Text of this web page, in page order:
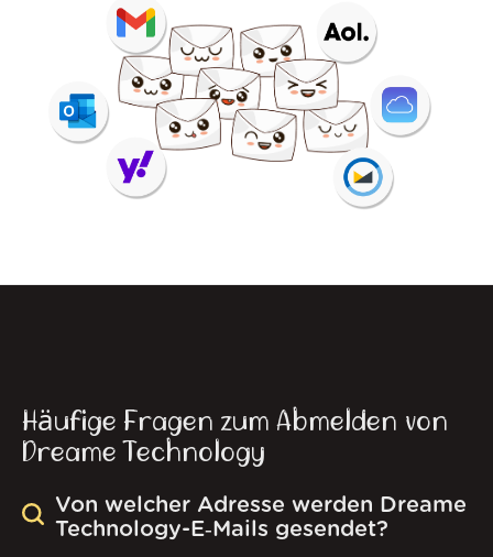
Häufige Fragen zum Abmelden von
Dreame Technology
Von welcher Adresse werden Dreame
Technology-E‑Mails gesendet?